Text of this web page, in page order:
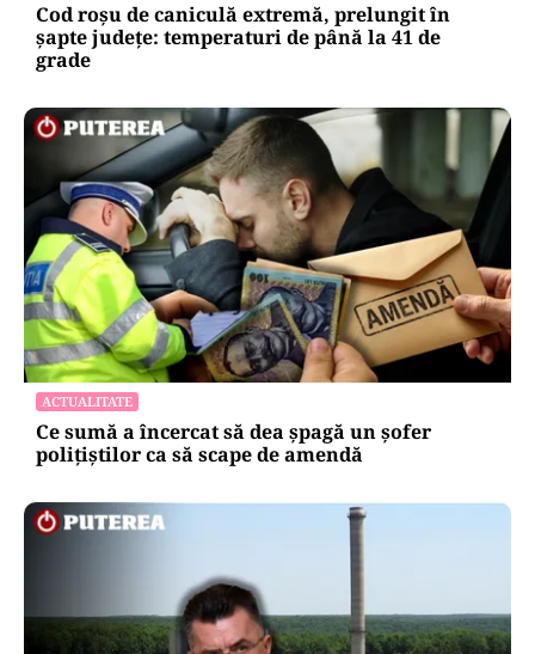
Cod roșu de caniculă extremă, prelungit în
șapte județe: temperaturi de până la 41 de
grade
ACTUALITATE
Ce sumă a încercat să dea șpagă un șofer
polițiștilor ca să scape de amendă